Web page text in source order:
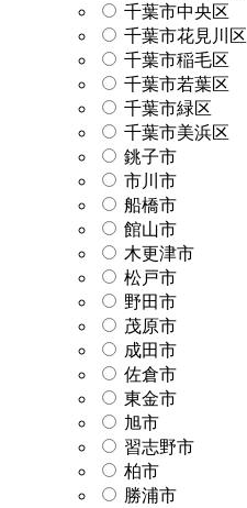
千葉市中央区
千葉市花見川区
千葉市稲毛区
千葉市若葉区
千葉市緑区
千葉市美浜区
銚子市
市川市
船橋市
館山市
木更津市
松戸市
野田市
茂原市
成田市
佐倉市
東金市
旭市
習志野市
柏市
勝浦市